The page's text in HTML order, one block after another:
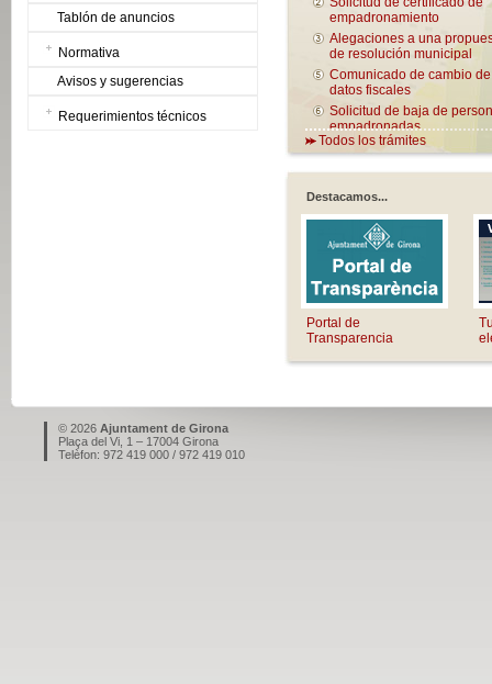
Tablón de anuncios
Normativa
Avisos y sugerencias
Requerimientos técnicos
empadronamiento
Alegaciones a una
de resolución municipal
Comunicado de cambio de
datos fiscales
Solicitud de baja de
empadronadas
Solicitud de uso de
Todos los trámites
Destacamos...
Portal de
Transparencia
© 2026 Ajuntament de Girona
Plaça del Vi, 1 – 17004 Girona
Telèfon: 972 419 000 / 972 419 010